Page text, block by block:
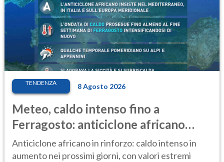
TENDENZA 8 Agosto 2026
Meteo, caldo intenso fino a
Ferragosto: anticiclone africano
ancora protagonista
Anticiclone africano in rinforzo: caldo intenso in
aumento nei prossimi giorni, con valori estremi